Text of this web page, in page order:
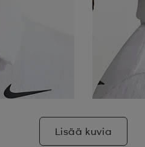
Lisää kuvia